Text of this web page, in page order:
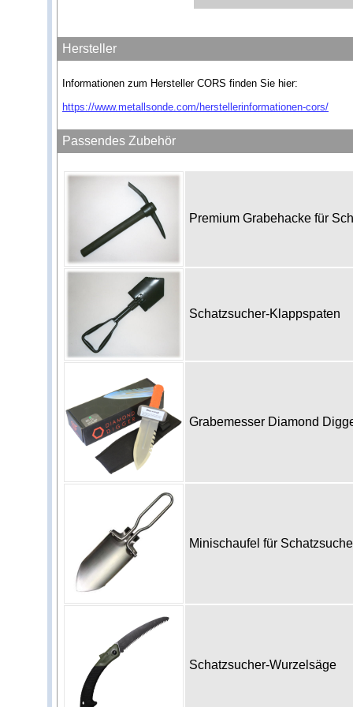
Hersteller
Informationen zum Hersteller CORS finden Sie hier:
https://www.metallsonde.com/herstellerinformationen-cors/
Passendes Zubehör
Premium Grabehacke für
Schatzsucher-Klappspaten
Grabemesser Diamond
Minischaufel für
Schatzsucher-Wurzelsäge